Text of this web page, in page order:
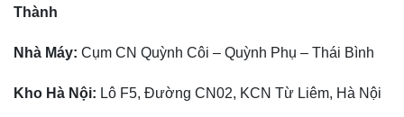
Thành
Nhà Máy: Cụm CN Quỳnh Côi – Quỳnh Phụ – Thái Bình
Kho Hà Nội: Lô F5, Đường CN02, KCN Từ Liêm, Hà Nội